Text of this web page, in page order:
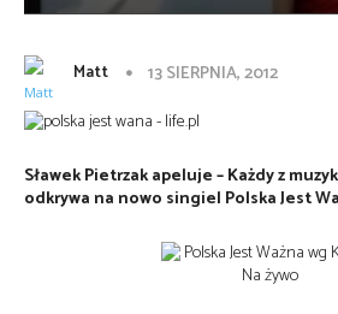
Matt 13 SIERPNIA, 2012
Sławek Pietrzak apeluje – Każdy z
odkrywa na nowo singiel Polska Jest